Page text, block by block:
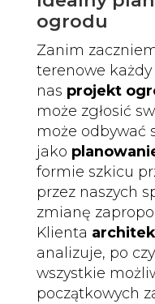
ogrodu
Zanim
terenowe
nas projekt
może zgłosić
może odbywać
jako
formie szkicu
przez naszych
zmianę
Klienta
analizuje, po
wszystkie
początkowych